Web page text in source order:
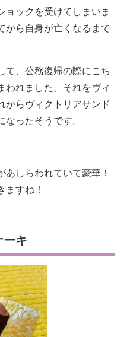
ョックを受けてしまいま
から自身が亡くなるまで
て、公務復帰の際にこち
われました。それをヴィ
からヴィクトリアサンド
ったそうです。
しらわれていて豪華！
すね！
キ